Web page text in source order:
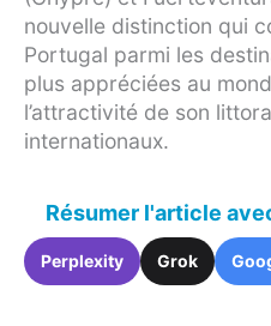
nouvelle distinction qui
Portugal parmi les
plus appréciées au
l’attractivité de son
internationaux.
Résumer l'article
Perplexity Grok